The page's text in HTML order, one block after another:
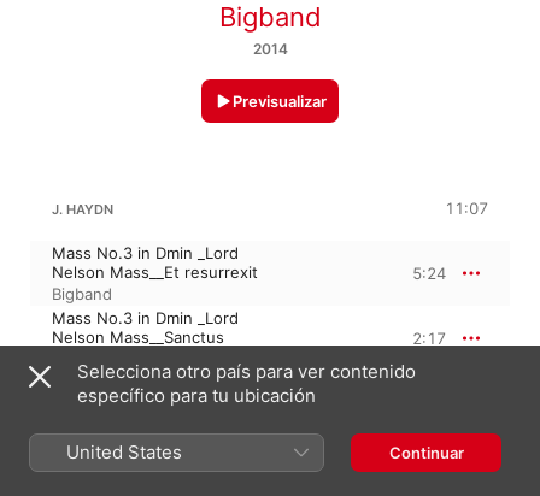
Bigband
2014
Previsualizar
J. HAYDN 11:07
Mass No.3 in Dmin _Lord
Nelson Mass__Et resurrexit
Bigband
5:24
Mass No.3 in Dmin _Lord
Nelson Mass__Sanctus
2:17
Mass No.3 in Dmin _Lord
Nelson Mass__Benedictus
Selecciona otro país para ver contenido
específico para tu ubicación
United States Continuar